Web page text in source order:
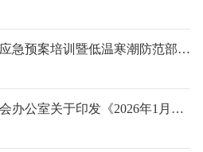
预案培训暨低温寒潮防范部署会
《2026年1月全市自然灾害形势预测》的通知